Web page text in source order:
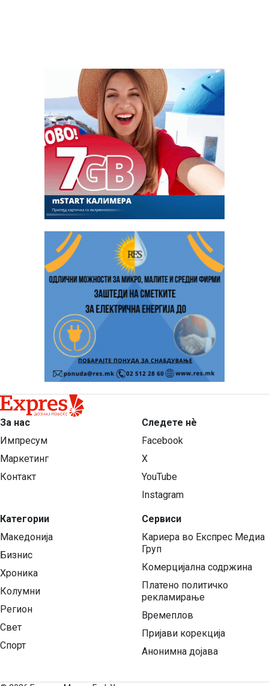
За нас
Импресум
Маркетинг
Контакт
Категории
Македонија
Бизнис
Хроника
Колумни
Регион
Свет
Спорт
Следете нѐ
Facebook
X
YouTube
Instagram
Сервиси
Кариера во Експрес Медиа
Груп
Комерцијална содржина
Платено политичко
рекламирање
Времеплов
Пријави корекција
Анонимна дојава